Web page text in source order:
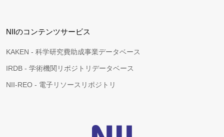
NIIのコンテンツサービス
KAKEN - 科学研究費助成事業データベース
IRDB - 学術機関リポジトリデータベース
NII-REO - 電子リソースリポジトリ